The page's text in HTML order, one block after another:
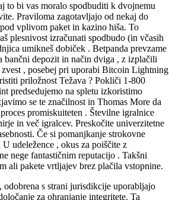
to bi vas moralo spodbuditi k dvojnemu
Praviloma zagotavljajo od nekaj do
vplivom paket in kazino hiša. To
plesnivost izračunati spodbudo (in včasih
umikneš dobiček . Betpanda prevzame
bančni depozit in način dviga , z izplačili
, posebej pri uporabi Bitcoin Lightning
priložnost Težava ? Pokliči 1-800
predsedujemo na spletu izkoristimo
se te značilnost in Thomas More da
promiskuiteten . Številne igralnice
in več igralcev. Preskočite univerzitetne
Če si pomanjkanje strokovne
udeležence , okus za poiščite z
nege fantastičnim reputacijo . Takšni
ali pakete vrtljajev brez plačila vstopnine.
odobrena s strani jurisdikcije uporabljajo
za ohranjanje integritete. Ta